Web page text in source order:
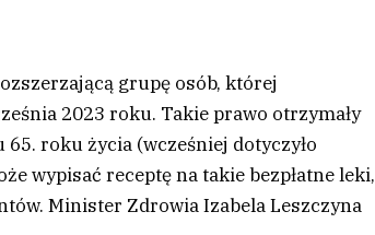
grupę osób, której
2023 roku. Takie prawo otrzymały
roku życia (wcześniej dotyczyło
wypisać receptę na takie bezpłatne leki,
Minister Zdrowia Izabela Leszczyna